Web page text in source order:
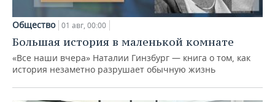
Общество 01 авг, 00:00
Большая история в маленькой комнате
«Все наши вчера» Наталии Гинзбург — книга о том, как
история незаметно разрушает обычную жизнь